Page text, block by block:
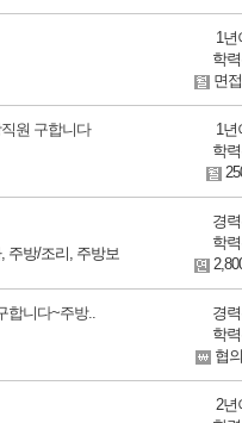
1년
학
면접
원 구합니다
1년
학
주방/조리, 주방보
경
학
합니다~주방..
경
학
협
2년